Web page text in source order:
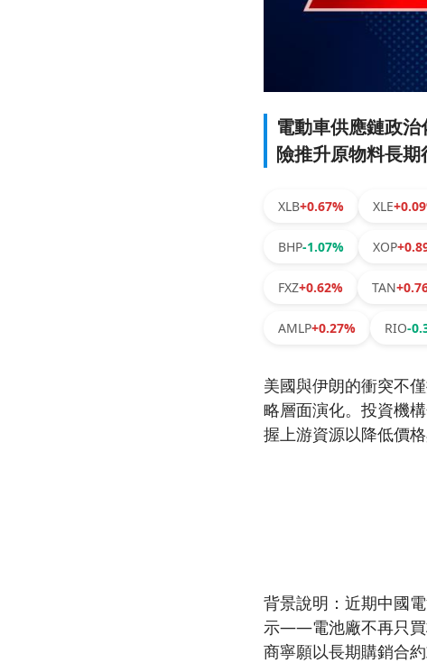
電動車供應鏈政
險推升原物料長期
XLB+0.67% XLE
BHP-1.07% XOP
FXZ+0.62% TAN
AMLP+0.27% RIO-
美國與伊朗的衝突不
略層面演化。投資機
握上游資源以降低價
背景說明：近期中國
示——電池廠不再只買
商寧願以長期購銷合